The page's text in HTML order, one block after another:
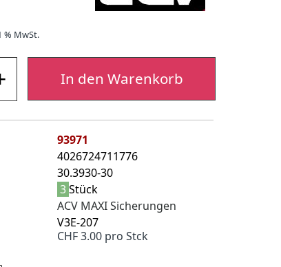
% MwSt.
In den Warenkorb
93971
4026724711776
30.3930-30
3Stück
ACV MAXI Sicherungen
V3E-207
CHF 3.00 pro Stck